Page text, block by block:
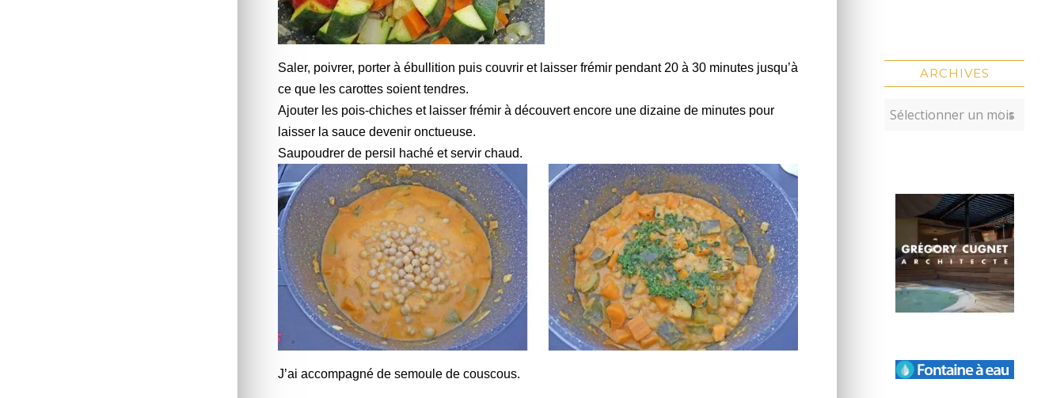
Saler, poivrer, porter à ébullition puis couvrir et laisser frémir pendant 20 à 30 minutes jusqu’à
ce que les carottes soient tendres.
Ajouter les pois-chiches et laisser frémir à découvert encore une dizaine de minutes pour
laisser la sauce devenir onctueuse.
Saupoudrer de persil haché et servir chaud.
J’ai accompagné de semoule de couscous.
ARCHIVES